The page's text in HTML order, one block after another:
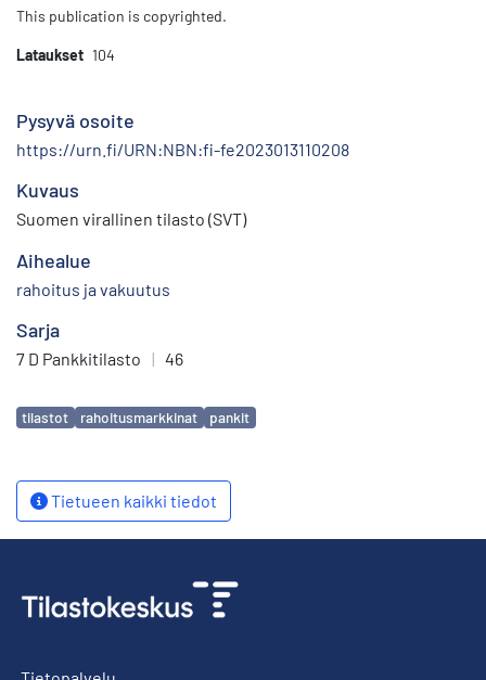
This publication is copyrighted.
Lataukset 104
Pysyvä osoite
https://urn.fi/URN:NBN:fi-fe2023013110208
Kuvaus
Suomen virallinen tilasto (SVT)
Aihealue
rahoitus ja vakuutus
Sarja
7 D Pankkitilasto | 46
Avainsanat
tilastot rahoitusmarkkinat pankit
Tietueen kaikki tiedot